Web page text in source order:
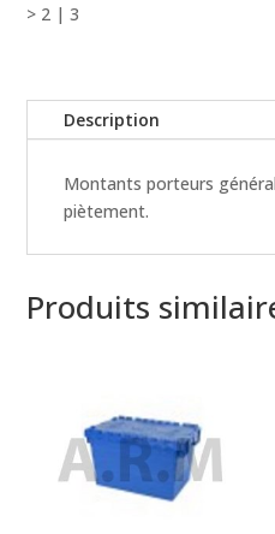
> 2 | 3
Description
Montants porteurs
piètement.
Produits